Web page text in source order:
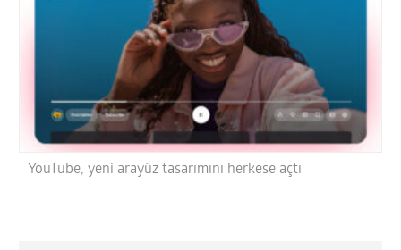
YouTube, yeni arayüz tasarımını herkese açtı